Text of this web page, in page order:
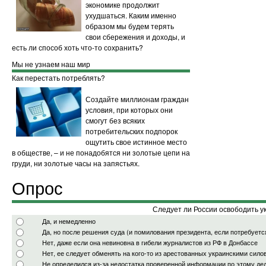
22:20Каунасский учитель увольняется из-за
антиамериканских записей в Facebook
22:19 ЦСКА, обыграв хорватский "Медвешчак",
хоккею
22:16Реестр НКО — "иностранных агентов"
пополнил пермский фонд "Грани"
22:14Вашингтон подтвердил отказ от поставок
оружия на Украину (1)
22:06Консульство РФ в Нью-Йорке ждет
официальной информации по экстрадиции
22:00Эстонский премьер ожидает от РФ новой
21:51 В Мексике ранен россиянин
21:50
Президент ЦСКА: Легионеры клуба сами
захотели получать зарплату по
экономике продолжит
ухудшаться. Каким именно
образом мы будем терять
свои сбережения и доходы, и
есть ли способ хоть что-то сохранить?
Мы не узнаем наш мир
Как перестать потреблять?
Создайте миллионам граждан
условия, при которых они
смогут без всяких
потребительских подпорок
ощутить свое истинное место
в обществе, – и не понадобятся ни золотые цепи на
груди, ни золотые часы на запястьях.
Опрос
Следует ли России освободить
Да, и немедленно
Да, но после решения суда (и помилования президента, если
Нет, даже если она невиновна в гибели журналистов из РФ в Донбассе
Нет, ее следует обменять на кого-то из арестованных украинскими
Не определился из-за недостатка проверенной информации по этому